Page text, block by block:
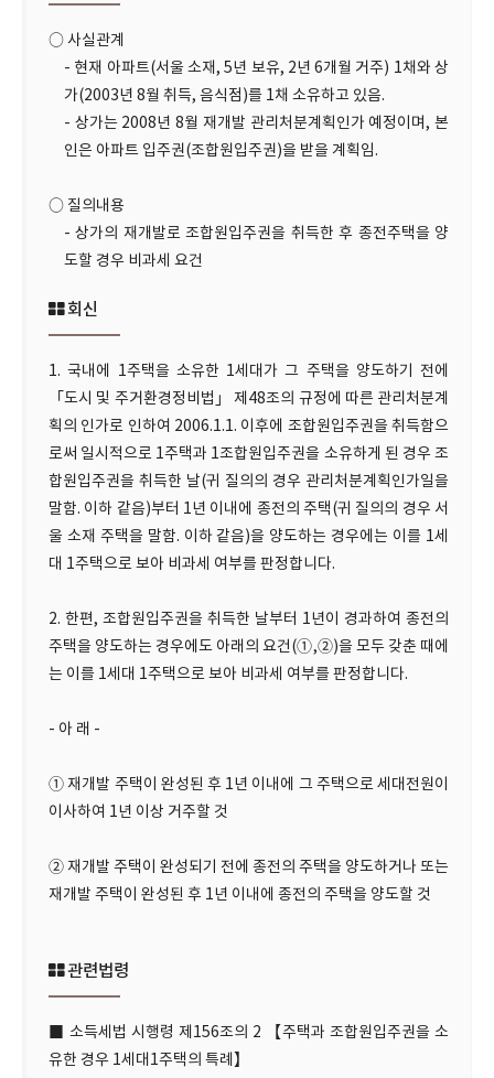
○ 사실관계
- 현재 아파트(서울 소재, 5년 보유, 2년 6개월 거주) 1채와 상
가(2003년 8월 취득, 음식점)를 1채 소유하고 있음.
- 상가는 2008년 8월 재개발 관리처분계획인가 예정이며, 본
인은 아파트 입주권(조합원입주권)을 받을 계획임.
○ 질의내용
- 상가의 재개발로 조합원입주권을 취득한 후 종전주택을 양
도할 경우 비과세 요건
회신
1. 국내에 1주택을 소유한 1세대가 그 주택을 양도하기 전에
「도시 및 주거환경정비법」 제48조의 규정에 따른 관리처분계
획의 인가로 인하여 2006.1.1. 이후에 조합원입주권을 취득함으
로써 일시적으로 1주택과 1조합원입주권을 소유하게 된 경우 조
합원입주권을 취득한 날(귀 질의의 경우 관리처분계획인가일을
말함. 이하 같음)부터 1년 이내에 종전의 주택(귀 질의의 경우 서
울 소재 주택을 말함. 이하 같음)을 양도하는 경우에는 이를 1세
대 1주택으로 보아 비과세 여부를 판정합니다.
2. 한편, 조합원입주권을 취득한 날부터 1년이 경과하여 종전의
주택을 양도하는 경우에도 아래의 요건(①,②)을 모두 갖춘 때에
는 이를 1세대 1주택으로 보아 비과세 여부를 판정합니다.
- 아 래 -
① 재개발 주택이 완성된 후 1년 이내에 그 주택으로 세대전원이
이사하여 1년 이상 거주할 것
② 재개발 주택이 완성되기 전에 종전의 주택을 양도하거나 또는
재개발 주택이 완성된 후 1년 이내에 종전의 주택을 양도할 것
관련법령
■ 소득세법 시행령 제156조의 2 【주택과 조합원입주권을 소
유한 경우 1세대1주택의 특례】